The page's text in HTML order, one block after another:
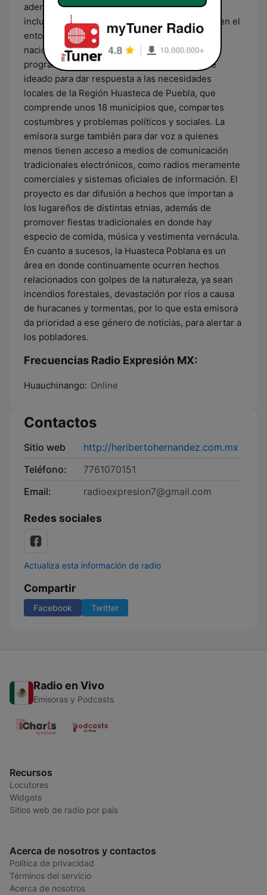
además de información local, aunque con
inclusiones de notas informativas que inciden en el
entorno regional, ya sea información estatal o
nacional, según sea el caso. El diseño de la
programación del medio de comunicación fue
ideado para dar respuesta a las necesidades
locales de la Región Huasteca de Puebla, que
comprende unos 18 municipios que, compartes
costumbres y problemas políticos y sociales. La
emisora surge también para dar voz a quienes
menos tienen acceso a medios de comunicación
tradicionales electrónicos, como radios meramente
comerciales y sistemas oficiales de información. El
proyecto es dar difusión a hechos que importan a
los lugareños de distintas etnias, además de
promover fiestas tradicionales en donde hay
especio de comida, música y vestimenta vernácula.
En cuanto a sucesos, la Huasteca Poblana es un
área en donde continuamente ocurren hechos
relacionados con golpes de la naturaleza, ya sean
incendios forestales, devastación por ríos a causa
de huracanes y tormentas, por lo que esta emisora
da prioridad a ese género de noticias, para alertar a
los pobladores.
Frecuencias Radio Expresión MX:
Huauchinango: Online
Contactos
Sitio web
http://heribertohernandez.com.mx
Teléfono:
7761070151
Email:
radioexpresion7@gmail.com
Redes sociales
Actualiza esta información de radio
Compartir
Facebook Twitter
Radio en Vivo
Emisoras y Podcasts
Recursos
Locutores
Widgets
Sitios web de radio por país
Acerca de nosotros y contactos
Política de privacidad
Términos del servicio
Acerca de nosotros